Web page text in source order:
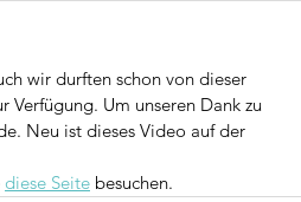
wir durften schon von dieser
Verfügung. Um unseren Dank zu
Neu ist dieses Video auf der
diese Seite besuchen.